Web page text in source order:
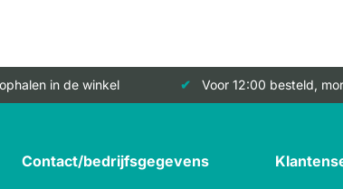
in de winkel Voor 12:00 besteld,
Contact/bedrijfsgegevens